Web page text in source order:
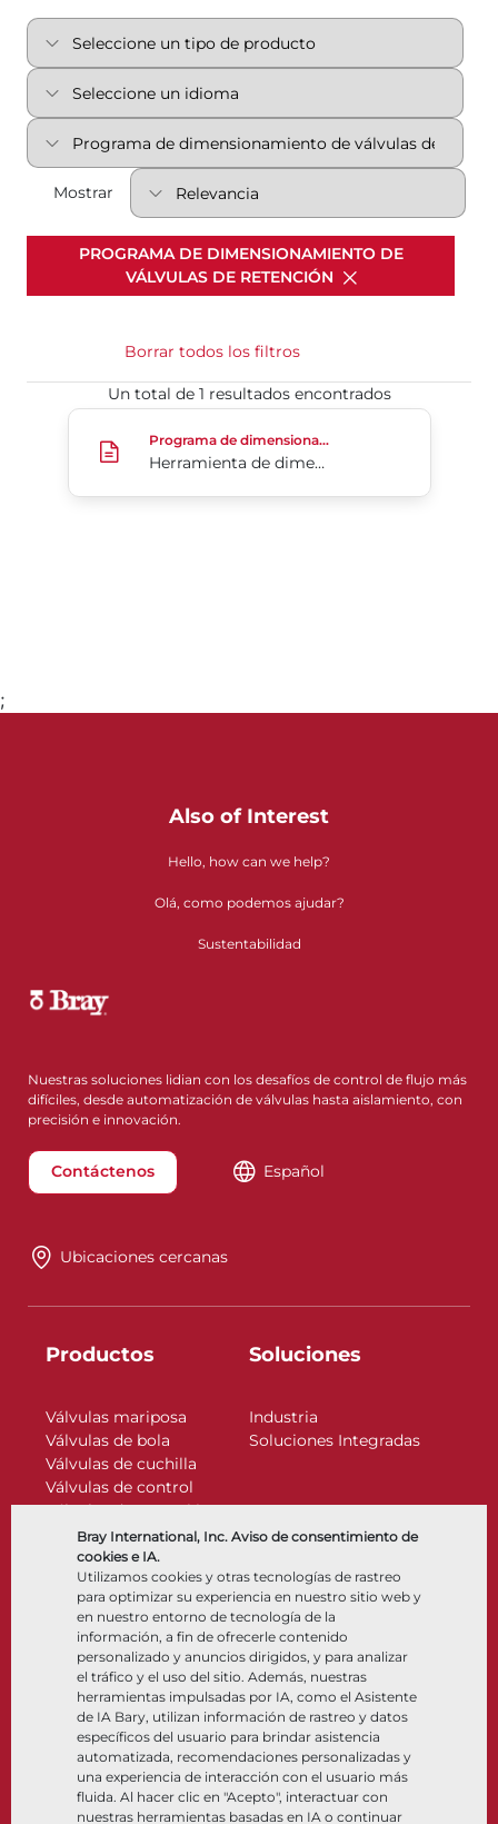
Bray International, Inc. Aviso de consentimiento de
cookies e IA.
Utilizamos cookies y otras tecnologías de rastreo
para optimizar su experiencia en nuestro sitio web y
en nuestro entorno de tecnología de la
información, a fin de ofrecerle contenido
personalizado y anuncios dirigidos, y para analizar
el tráfico y el uso del sitio. Además, nuestras
herramientas impulsadas por IA, como el Asistente
de IA Bary, utilizan información de rastreo y datos
específicos del usuario para brindar asistencia
automatizada, recomendaciones personalizadas y
una experiencia de interacción con el usuario más
fluida. Al hacer clic en "Acepto", interactuar con
nuestras herramientas basadas en IA o continuar
Mostrar
PROGRAMA DE DIMENSIONAMIENTO DE
VÁLVULAS DE RETENCIÓN
Borrar todos los filtros
Un total de 1 resultados encontrados
Herramienta de dimensionamiento de válvulas de
Programa de dimensionamiento de válvulas de retención
Herramienta de dimensionamiento de válvulas de retención CheckSize
;
Also of Interest
Hello, how can we help?
Olá, como podemos ajudar?
Sustentabilidad
Nuestras soluciones lidian con los desafíos de control de flujo más
difíciles, desde automatización de válvulas hasta aislamiento, con
precisión e innovación.
Contáctenos Español
Ubicaciones cercanas
Productos
Válvulas mariposa
Válvulas de bola
Válvulas de cuchilla
Válvulas de control
Válvulas de retención
Actuadores
Accesorios de control
Criogénico
Soluciones
Industria
Soluciones Integradas
Compañía
Nosotros
Ubicaciones
Asociación
Sostenibilidad
Portal del cliente
Recursos
Documentos
Centro de información
Software
Selección de materiales